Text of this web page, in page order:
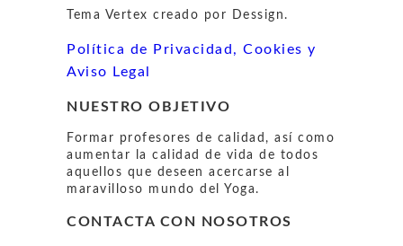
Tema Vertex creado por Dessign.
Política de Privacidad, Cookies y
Aviso Legal
NUESTRO OBJETIVO
Formar profesores de calidad, así como
aumentar la calidad de vida de todos
aquellos que deseen acercarse al
maravilloso mundo del Yoga.
CONTACTA CON NOSOTROS